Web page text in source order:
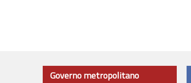
Governo metropolitano